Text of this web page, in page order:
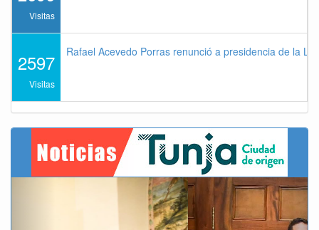
Visitas
2597
Visitas
Rafael Acevedo Porras renunció a presidencia de la
Next